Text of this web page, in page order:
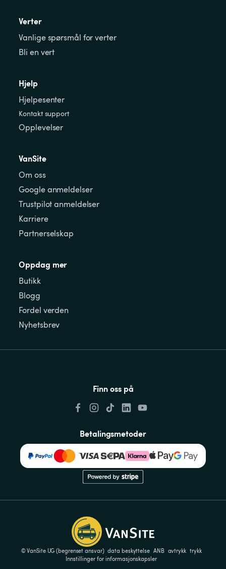
Verter
Vanlige spørsmål for verter
Bli en vert
Hjelp
Hjelpesenter
Kontakt support
Opplevelser
VanSite
Om oss
Google anmeldelser
Trustpilot anmeldelser
Karriere
Partnerselskap
Oppdag mer
Butikk
Blogg
Fordel verden
Nyhetsbrev
Finn oss på
Betalingsmetoder
© VanSite UG (begrenset ansvar) data beskyttelse ANB avtrykk trykk
Innstillinger for informasjonskapsler